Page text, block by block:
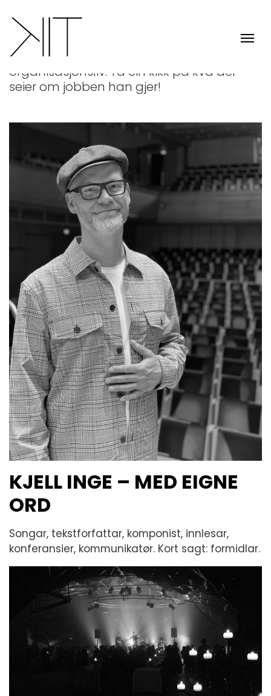
Sagt om Kjell Inge
Kjell Inge er i mediene innimellom. I tillegg
gjer han ein heil del for nærings- og
organisasjonsliv. Ta ein kikk på kva dei
seier om jobben han gjer!
KJELL INGE – MED EIGNE
ORD
Songar, tekstforfattar, komponist, innlesar,
konferansier, kommunikatør. Kort sagt: formidlar.